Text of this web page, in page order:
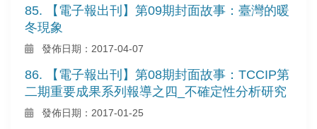
85. 【電子報出刊】第09期封面故事：臺灣的暖
冬現象
發佈日期：2017-04-07
86. 【電子報出刊】第08期封面故事：TCCIP第
二期重要成果系列報導之四_不確定性分析研究
發佈日期：2017-01-25